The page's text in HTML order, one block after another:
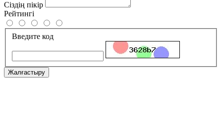
Сіздің пікір
Рейтингі
Введите код
Жалғастыру